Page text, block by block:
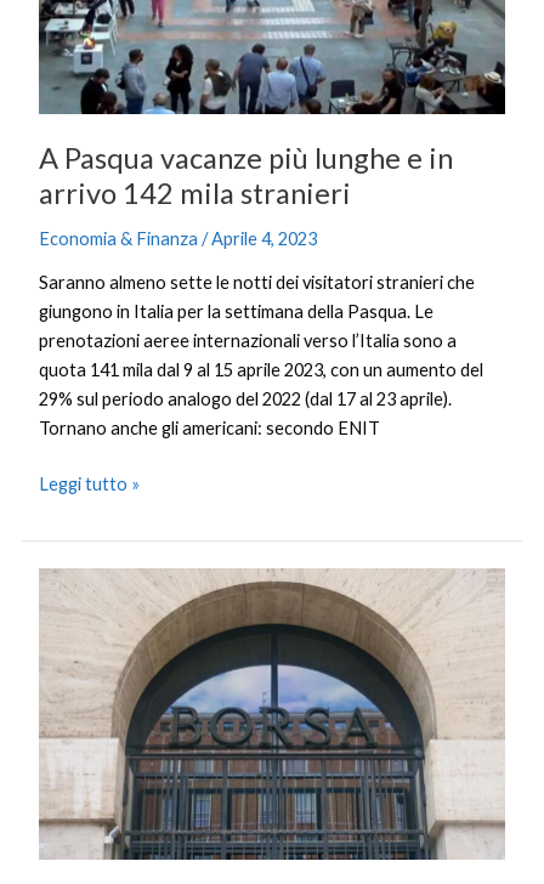
A Pasqua vacanze più lunghe e in
arrivo 142 mila stranieri
Economia & Finanza /Aprile 4, 2023
Saranno almeno sette le notti dei visitatori stranieri che
giungono in Italia per la settimana della Pasqua. Le
prenotazioni aeree internazionali verso l’Italia sono a
quota 141 mila dal 9 al 15 aprile 2023, con un aumento del
29% sul periodo analogo del 2022 (dal 17 al 23 aprile).
Tornano anche gli americani: secondo ENIT
in
arrivo
142
Leggi tutto »
Piazza
Affari
in
calo,
caro
penalizza
i
mercati